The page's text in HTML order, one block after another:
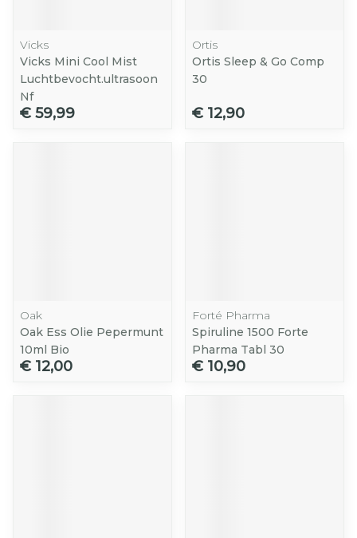
Vicks
Vicks Mini Cool Mist
Luchtbevocht.ultrasoon
Nf
€ 59,99
Ortis
Ortis Sleep & Go Comp
30
€ 12,90
Oak
Oak Ess Olie Pepermunt
10ml Bio
€ 12,00
Forté Pharma
Spiruline 1500 Forte
Pharma Tabl 30
€ 10,90